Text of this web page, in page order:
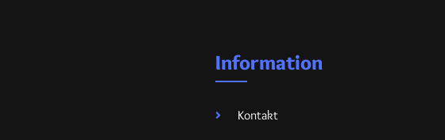
Information
Kontakt